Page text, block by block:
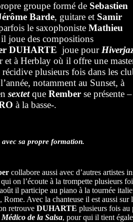
groupe formé de Sebastien
Barde, guitare et Samir
le saxophoniste Mathieu
joue des compositions
DUHARTE joue pour
et à Herblay où il offre une
plusieurs fois dans les
notamment au Sunset, à
sextetque Remberse présente –
à la basse-.
avec sa propre formation.
collabore aussi avec d’autres artistes
on l’écoute à la trompette plusieurs
il participe au piano à la tournée
Avec la chanteuse il est aussi sur
retrouve DUHARTE plusieurs fois
de la Salsa, pour qui il tient